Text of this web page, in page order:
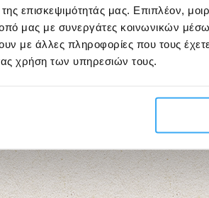
επισκεψιμότητάς μας. Επιπλέον,
μας με συνεργάτες κοινωνικών
με άλλες πληροφορίες που τους
χρήση των υπηρεσιών τους.